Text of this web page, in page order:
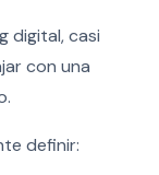
digital, casi
con una
definir: